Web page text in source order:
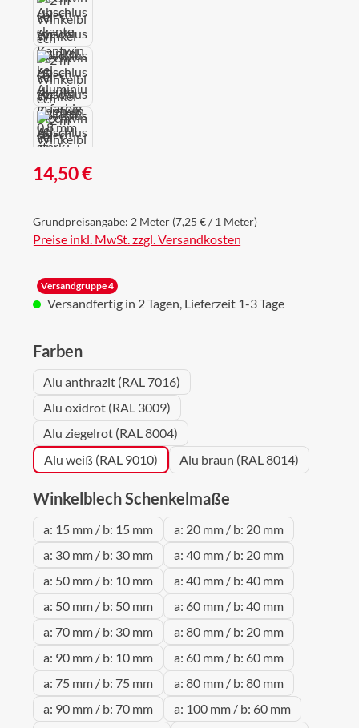
Regulärer Preis:
14,50 €
Grundpreisangabe: 2 Meter (7,25 € / 1 Meter)
Preise inkl. MwSt. zzgl. Versandkosten
Versandgruppe 4
Versandfertig in 2 Tagen, Lieferzeit 1-3 Tage
Farbenauswählen
Alu anthrazit (RAL 7016)
Alu oxidrot (RAL 3009)
Alu ziegelrot (RAL 8004)
Alu weiß (RAL 9010)
Alu braun (RAL 8014)
Winkelblech Schenkelmaße
a: 15 mm / b: 15 mm
a: 20 mm / b: 20 mm
a: 30 mm / b: 30 mm
a: 40 mm / b: 20 mm
a: 50 mm / b: 10 mm
a: 40 mm / b: 40 mm
a: 50 mm / b: 50 mm
a: 60 mm / b: 40 mm
a: 70 mm / b: 30 mm
a: 80 mm / b: 20 mm
a: 90 mm / b: 10 mm
a: 60 mm / b: 60 mm
a: 75 mm / b: 75 mm
a: 80 mm / b: 80 mm
a: 90 mm / b: 70 mm
a: 100 mm / b: 60 mm